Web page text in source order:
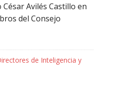
Avilés Castillo en
del Consejo
de Inteligencia y